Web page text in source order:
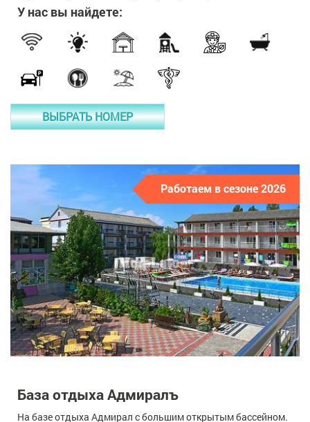
У нас вы найдете:
ВЫБРАТЬ НОМЕР
Работаем в сезоне 2026
База отдыха Адмиралъ
На базе отдыха Адмирал с большим открытым бассейном.